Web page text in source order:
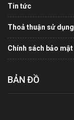
Tin tức
Thoả thuận sử dụng
Chính sách bảo mật
BẢN ĐỒ